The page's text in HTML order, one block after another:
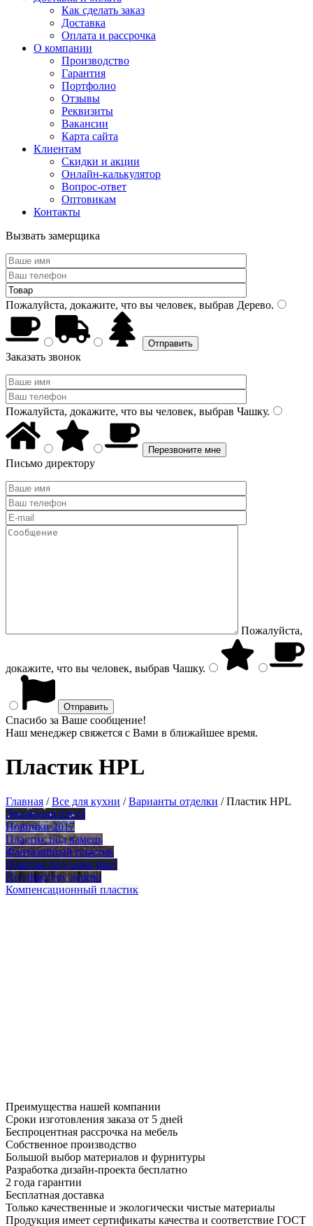
Как сделать заказ
Доставка
Оплата и рассрочка
О компании
Производство
Гарантия
Портфолио
Отзывы
Реквизиты
Вакансии
Карта сайта
Клиентам
Скидки и акции
Онлайн-калькулятор
Вопрос-ответ
Оптовикам
Контакты
Вызвать замерщика
Пожалуйста, докажите, что вы человек, выбрав Дерево.
Заказать звонок
Пожалуйста, докажите, что вы человек, выбрав Чашку.
Письмо директору
Пожалуйста,
докажите, что вы человек, выбрав Чашку.
Спасибо за Ваше сообщение!
Наш менеджер свяжется с Вами в ближайшее время.
Пластик HPL
Главная /Все для кухни /Варианты отделки /Пластик HPL
Эволюция цвета
Новинки 2017
Пластик под камень
Фантазийный пластик
Пластик под один цвет
Под фактуру дерева
Компенсационный пластик
Преимущества нашей компании
Сроки изготовления заказа от 5 дней
Беспроцентная рассрочка на мебель
Собственное производство
Большой выбор материалов и фурнитуры
Разработка дизайн-проекта бесплатно
2 года гарантии
Бесплатная доставка
Только качественные и экологически чистые материалы
Продукция имеет сертификаты качества и соответствие ГОСТ